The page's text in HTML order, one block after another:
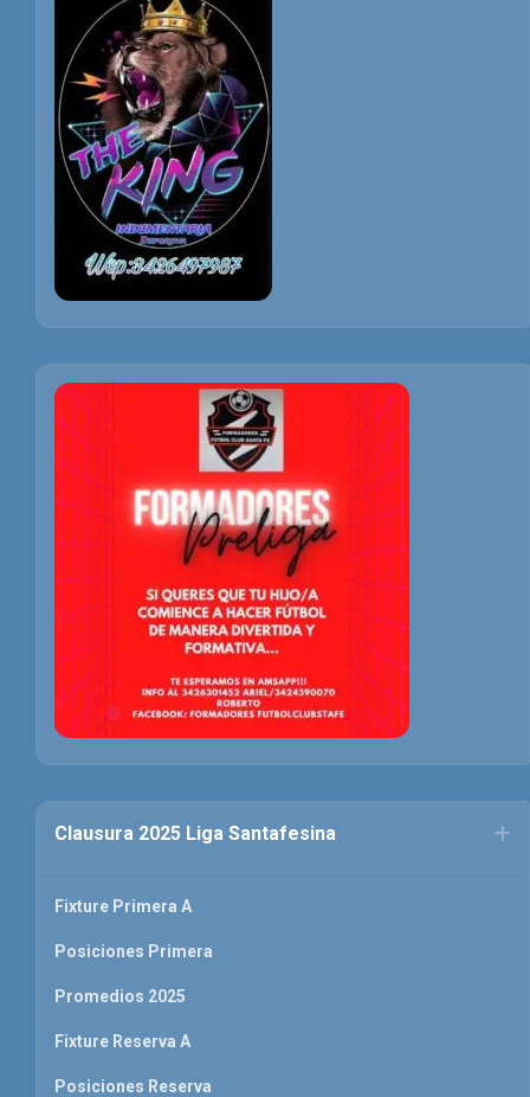
Clausura 2025 Liga Santafesina
Fixture Primera A
Posiciones Primera
Promedios 2025
Fixture Reserva A
Posiciones Reserva